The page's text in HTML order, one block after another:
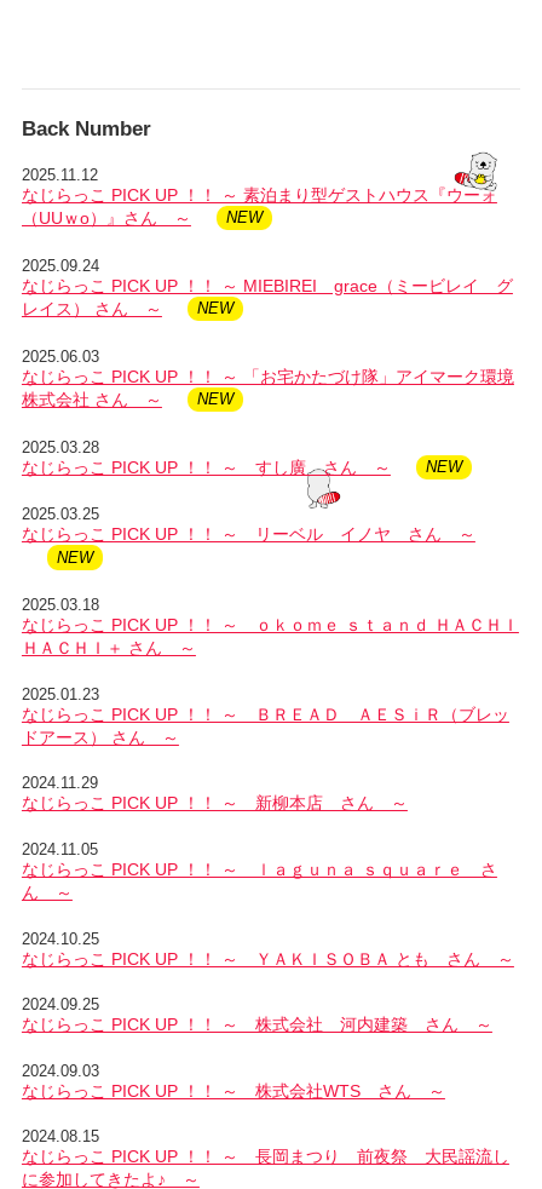
Back Number
2025.11.12
なじらっこ PICK UP ！！ ～ 素泊まり型ゲストハウス『ウーォ
（UUｗo）』さん ～
2025.09.24
なじらっこ PICK UP ！！ ～ MIEBIREI grace（ミービレイ グ
レイス） さん ～
2025.06.03
なじらっこ PICK UP ！！ ～ 「お宅かたづけ隊」アイマーク環境
株式会社 さん ～
2025.03.28
なじらっこ PICK UP ！！ ～ すし廣 さん ～
2025.03.25
なじらっこ PICK UP ！！ ～ リーベル イノヤ さん ～
2025.03.18
なじらっこ PICK UP ！！ ～ ｏｋｏｍｅ ｓｔａｎｄ ＨＡＣＨＩ
ＨＡＣＨＩ＋ さん ～
2025.01.23
なじらっこ PICK UP ！！ ～ ＢＲＥＡＤ ＡＥＳｉＲ（ブレッ
ドアース） さん ～
2024.11.29
なじらっこ PICK UP ！！ ～ 新柳本店 さん ～
2024.11.05
なじらっこ PICK UP ！！ ～ ｌａｇｕｎａ ｓｑｕａｒｅ さ
ん ～
2024.10.25
なじらっこ PICK UP ！！ ～ ＹＡＫＩＳＯＢＡ とも さん ～
2024.09.25
なじらっこ PICK UP ！！ ～ 株式会社 河内建築 さん ～
2024.09.03
なじらっこ PICK UP ！！ ～ 株式会社WTS さん ～
2024.08.15
なじらっこ PICK UP ！！ ～ 長岡まつり 前夜祭 大民謡流し
に参加してきたよ♪ ～